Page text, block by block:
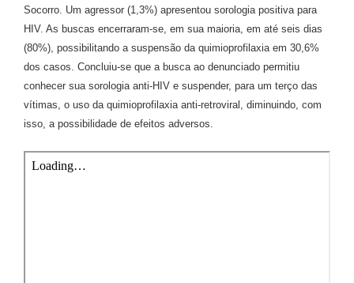
Socorro. Um agressor (1,3%) apresentou sorologia positiva para
HIV. As buscas encerraram-se, em sua maioria, em até seis dias
(80%), possibilitando a suspensão da quimioprofilaxia em 30,6%
dos casos. Concluiu-se que a busca ao denunciado permitiu
conhecer sua sorologia anti-HIV e suspender, para um terço das
vítimas, o uso da quimioprofilaxia anti-retroviral, diminuindo, com
isso, a possibilidade de efeitos adversos.